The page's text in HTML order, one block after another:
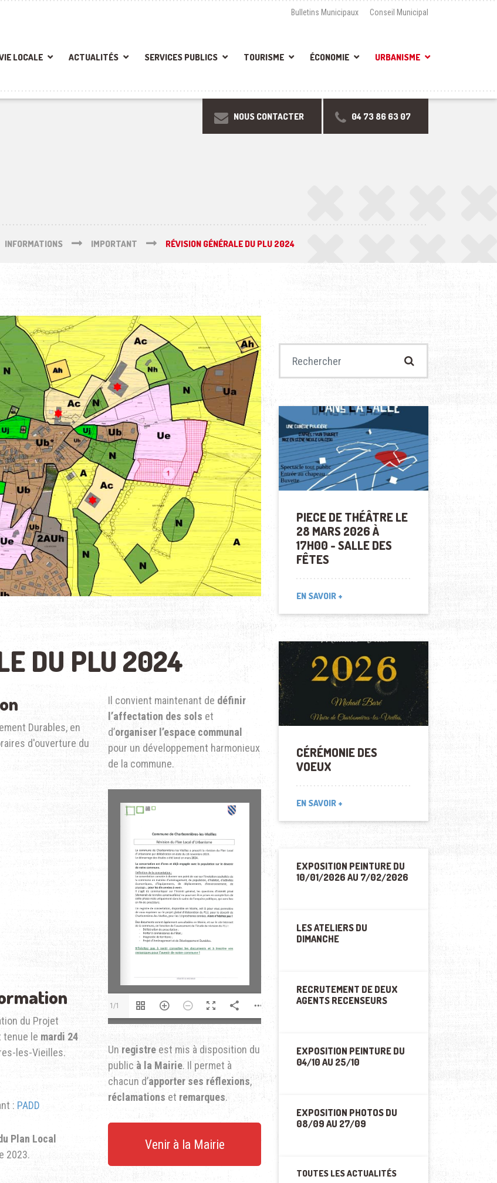
Bulletins Municipaux Conseil Municipal
LOCALE ACTUALITÉS SERVICES PUBLICS TOURISME ÉCONOMIE URBANISME
NOUS CONTACTER 04 73 86 63 07
INFORMATIONS IMPORTANT RÉVISION GÉNÉRALE DU PLU 2024
DU PLU 2024
Durables, en
d'ouverture du
du Projet
tenue le mardi 24
les-Vieilles.
: PADD
Plan Local
2023.
Il convient maintenant de définir
l’affectation des sols et
d’organiser l’espace communal
pour un développement harmonieux
de la commune.
1/1
Un registre est mis à disposition du
publicà la Mairie. Il permet à
chacun d’apporter ses réflexions,
réclamations et remarques.
Venir à la Mairie
PIECE DE THÉÂTRE LE
28 MARS 2026 À
17H00 - SALLE DES
FÊTES
EN SAVOIR +
CÉRÉMONIE DES
VOEUX
EN SAVOIR +
EXPOSITION PEINTURE DU
10/01/2026 AU 7/02/2026
LES ATELIERS DU
DIMANCHE
RECRUTEMENT DE DEUX
AGENTS RECENSEURS
EXPOSITION PEINTURE DU
04/10 AU 25/10
EXPOSITION PHOTOS DU
08/09 AU 27/09
TOUTES LES ACTUALITÉS